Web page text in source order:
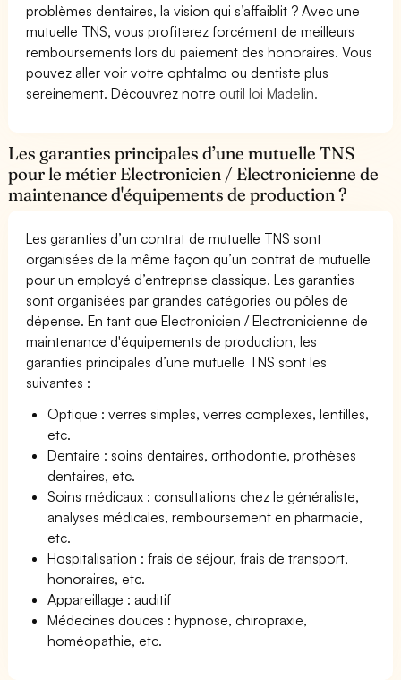
problèmes dentaires, la vision qui s’affaiblit ? Avec une
mutuelle TNS, vous profiterez forcément de meilleurs
remboursements lors du paiement des honoraires. Vous
pouvez aller voir votre ophtalmo ou dentiste plus
sereinement. Découvrez notre outil loi Madelin.
Les garanties principales d’une mutuelle TNS
pour le métier Electronicien / Electronicienne de
maintenance d'équipements de production ?
Les garanties d’un contrat de mutuelle TNS sont
organisées de la même façon qu’un contrat de mutuelle
pour un employé d’entreprise classique. Les garanties
sont organisées par grandes catégories ou pôles de
dépense. En tant que Electronicien / Electronicienne de
maintenance d'équipements de production, les
garanties principales d’une mutuelle TNS sont les
suivantes :
Optique : verres simples, verres complexes, lentilles,
etc.
Dentaire : soins dentaires, orthodontie, prothèses
dentaires, etc.
Soins médicaux : consultations chez le généraliste,
analyses médicales, remboursement en pharmacie,
etc.
Hospitalisation : frais de séjour, frais de transport,
honoraires, etc.
Appareillage : auditif
Médecines douces : hypnose, chiropraxie,
homéopathie, etc.